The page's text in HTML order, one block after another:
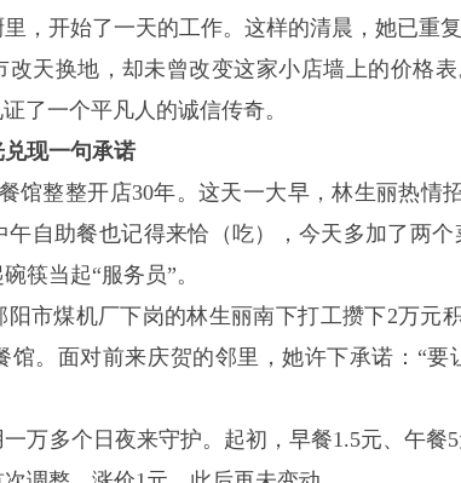
，开始了一天的工作。这样的清晨，她已重复
改天换地，却未曾改变这家小店墙上的价格
了一个平凡人的诚信传奇。
现一句承诺
馆整整开店30年。这天一大早，林生丽热情
自助餐也记得来恰（吃），今天多加了两
筷当起“服务员”。
阳市煤机厂下岗的林生丽南下打工攒下2万元
馆。面对前来庆贺的邻里，她许下承诺：“
万多个日夜来守护。起初，早餐1.5元、午餐